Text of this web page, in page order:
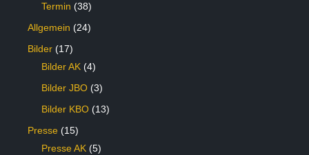
Termin (38)
Allgemein (24)
Bilder (17)
Bilder AK (4)
Bilder JBO (3)
Bilder KBO (13)
Presse (15)
Presse AK (5)